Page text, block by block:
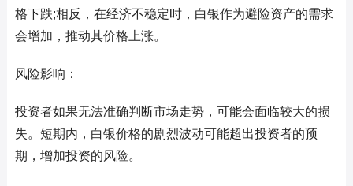
格下跌;相反，在经济不稳定时，白银作为避险资产的需求
会增加，推动其价格上涨。
风险影响：
投资者如果无法准确判断市场走势，可能会面临较大的损
失。短期内，白银价格的剧烈波动可能超出投资者的预
期，增加投资的风险。